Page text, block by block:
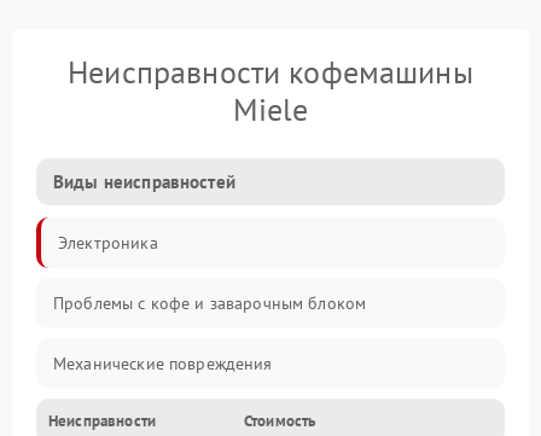
Неисправности кофемашины
Miele
Виды неисправностей
Электроника
Проблемы с кофе и заварочным блоком
Механические повреждения
Прочие неисправности
Неисправности Стоимость